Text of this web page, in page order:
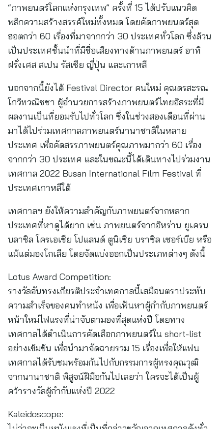
“ภาพยนตร์โลกแห่งกรุงเทพ” ครั้งที่ 15 ได้ปรับแนวคิด
พลิกความสร้างสรรค์ใหม่ทั้งหมด โดยคัดภาพยนตร์สุด
ฮอตกว่า 60 เรื่องที่มาจากกว่า 30 ประเทศทั่วโลก ซึ่งล้วน
เป็นประเทศชั้นนำที่มีชื่อเสียงทางด้านภาพยนตร์ อาทิ
ฝรั่งเศส สเปน รัสเซีย ญี่ปุ่น และเกาหลี
นอกจากนี้ยังได้ Festival Director คนใหม่ คุณดรสะรณ
โกวิทวณิชชา ผู้อำนวยการสร้างภาพยนตร์ไทยอิสระที่มี
ผลงานเป็นที่ยอมรับไปทั่วโลก ซึ่งในช่วงสองเดือนที่ผ่าน
มาได้ไปร่วมเทศกาลภาพยนตร์นานาชาติในหลาย
ประเทศ เพื่อคัดสรรภาพยนตร์คุณภาพมากว่า 60 เรื่อง
จากกว่า 30 ประเทศ และในขณะนี้ได้เดินทางไปร่วมงาน
เทศกาล 2022 Busan International Film Festival ที่
ประเทศเกาหลีใต้
เทศกาลฯ ยังให้ความสำคัญกับภาพยนตร์จากหลาก
ประเทศที่หาดูได้ยาก เช่น ภาพยนตร์จากอิหร่าน ยูเครน
บลาซิล โครเอเชีย โปแลนด์ ตูนิเซีย บราซิล เซอร์เบีย หรือ
แม้แต่มองโกเลีย โดยจัดแบ่งออกเป็นประเภทต่างๆ ดังนี้
Lotus Award Competition:
รางวัลอันทรงเกียรติประจำเทศกาลนี้เสมือนตราประทับ
ความสำเร็จของคนทำหนัง เพื่อเฟ้นหาผู้กำกับภาพยนตร์
หน้าใหม่ไฟแรงที่น่าจับตามองที่สุดแห่งปี โดยทาง
เทศกาลได้ดำเนินการคัดเลือกภาพยนตร์ใน short-list
อย่างเข้มข้น เพื่อนำมาจัดฉายรวม 15 เรื่องเพื่อให้แฟน
เทศกาลได้รับชมพร้อมกันไปกับกรรมการผู้ทรงคุณวุฒิ
จากนานาชาติ พิสูจน์ฝีมือกันไปเลยว่า ใครจะได้เป็นผู้
คว้ารางวัลผู้กำกับแห่งปี 2022
Kaleidoscope: